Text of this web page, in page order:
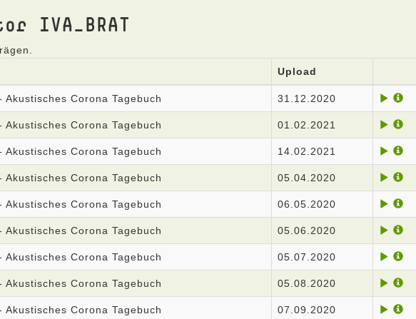
IVA_BRAT
Upload
Akustisches Corona Tagebuch 31.12.2020
Akustisches Corona Tagebuch 01.02.2021
Akustisches Corona Tagebuch 14.02.2021
Akustisches Corona Tagebuch 05.04.2020
Akustisches Corona Tagebuch 06.05.2020
Akustisches Corona Tagebuch 05.06.2020
Akustisches Corona Tagebuch 05.07.2020
Akustisches Corona Tagebuch 05.08.2020
Akustisches Corona Tagebuch 07.09.2020